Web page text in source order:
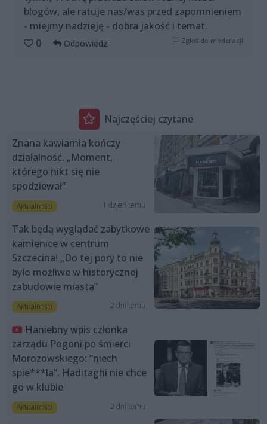
blogów, ale ratuje nas/was przed zapomnieniem
- miejmy nadzieję - dobra jakość i temat.
0
Odpowiedz Zgłoś do moderacji
Najczęściej czytane
Znana kawiarnia kończy
działalność. „Moment,
którego nikt się nie
spodziewał”
Aktualności 1 dzień temu
Tak będą wyglądać zabytkowe
kamienice w centrum
Szczecina! „Do tej pory to nie
było możliwe w historycznej
zabudowie miasta”
Aktualności 2 dni temu
Haniebny wpis członka
zarządu Pogoni po śmierci
Morozowskiego: “niech
spie***la”. Haditaghi nie chce
go w klubie
Aktualności 2 dni temu